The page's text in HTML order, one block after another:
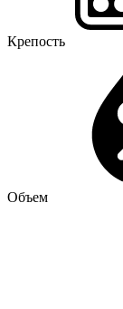
Крепость
Объем